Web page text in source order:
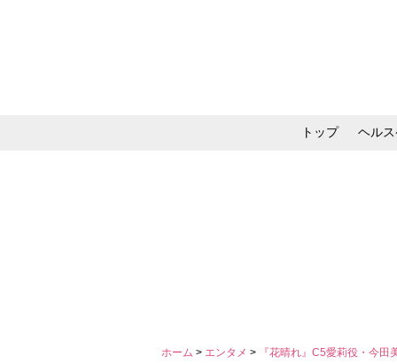
トップ ヘル
ホーム > エンタメ > 『花晴れ』C5愛莉役・今